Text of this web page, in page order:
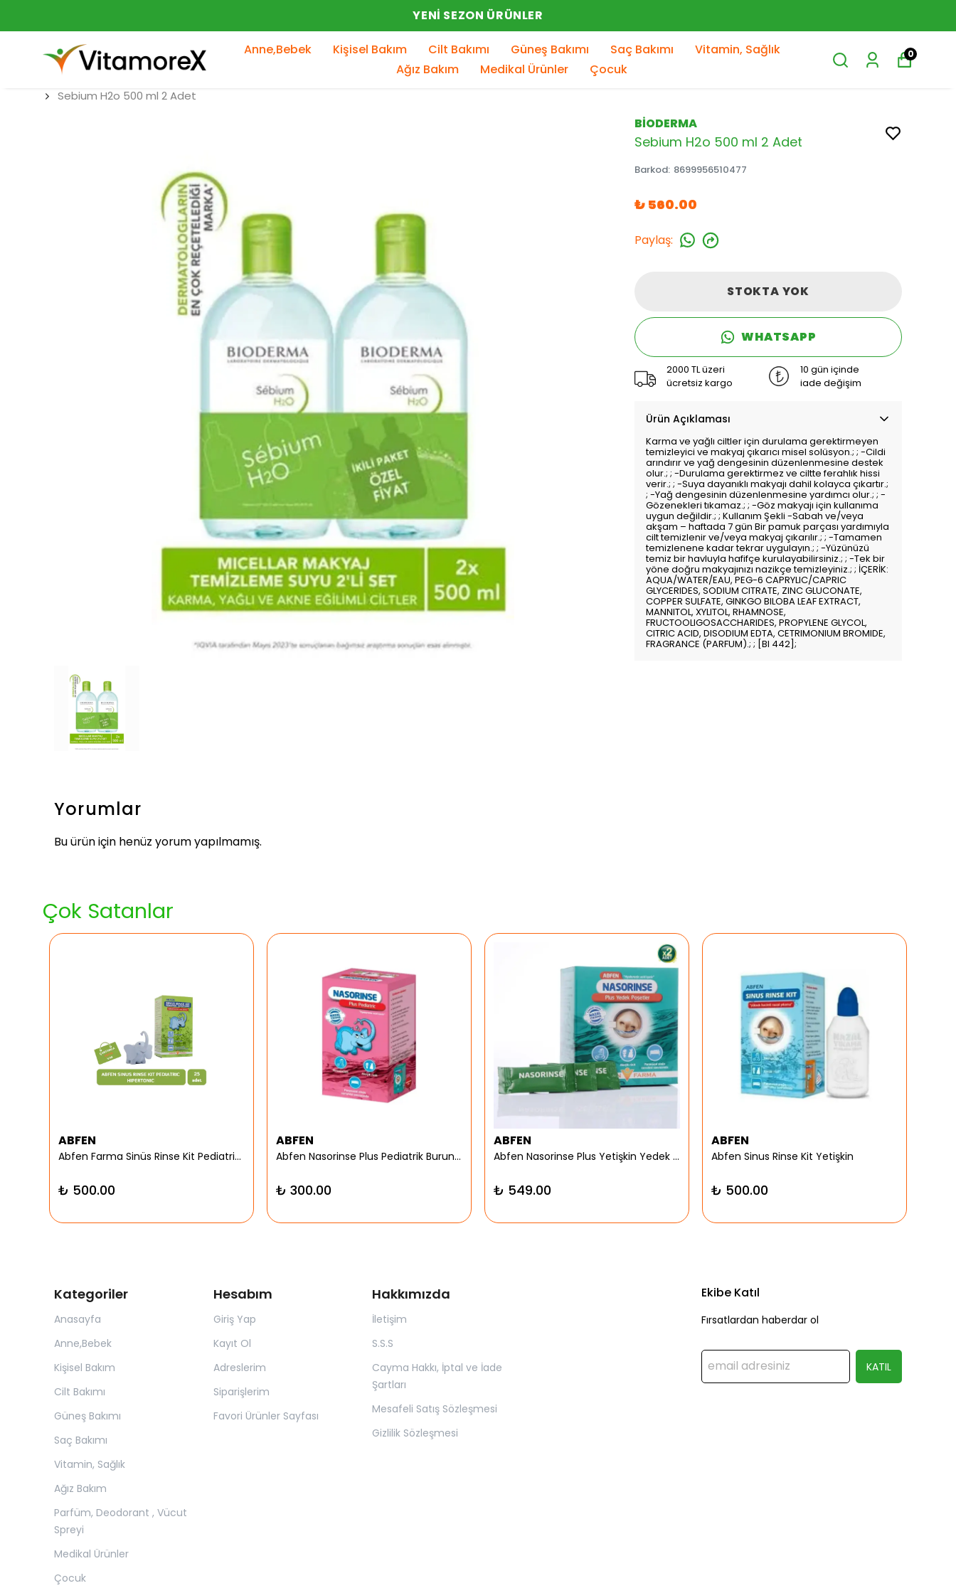
YENI SEZON ÜRÜNLER
Anne,Bebek Kişisel Bakım Cilt Bakımı Güneş Bakımı Saç Bakımı
Vitamin, Sağlık
Ağız Bakım
Medikal Ürünler Çocuk
0
Sebium H2o 500 ml 2 Adet
BİODERMA
Sebium H2o 500 ml 2 Adet
Barkod: 8699956510477
₺ 560.00
Paylaş:
STOKTA YOK
WHATSAPP
2000 TL üzeri
ücretsiz kargo
10 gün içinde
iade değişim
Ürün Açıklaması
Karma ve yağlı ciltler için durulama gerektirmeyen
temizleyici ve makyaj çıkarıcı misel solüsyon.; ; -Cildi
arındırır ve yağ dengesinin düzenlenmesine destek
olur.; ; -Durulama gerektirmez ve ciltte ferahlık hissi
verir.; ; -Suya dayanıklı makyajı dahil kolayca çıkartır.;
; -Yağ dengesinin düzenlenmesine yardımcı olur.; ; -
Gözenekleri tıkamaz.; ; -Göz makyajı için kullanıma
uygun değildir.; ; Kullanım Şekli -Sabah ve/veya
akşam – haftada 7 gün Bir pamuk parçası yardımıyla
cilt temizlenir ve/veya makyaj çıkarılır.; ; -Tamamen
temizlenene kadar tekrar uygulayın.; ; -Yüzünüzü
temiz bir havluyla hafifçe kurulayabilirsiniz.; ; -Tek bir
yöne doğru makyajınızı nazikçe temizleyiniz.; ; İÇERİK:
AQUA/WATER/EAU, PEG-6 CAPRYLIC/CAPRIC
GLYCERIDES, SODIUM CITRATE, ZINC GLUCONATE,
COPPER SULFATE, GINKGO BILOBA LEAF EXTRACT,
MANNITOL, XYLITOL, RHAMNOSE,
FRUCTOOLIGOSACCHARIDES, PROPYLENE GLYCOL,
CITRIC ACID, DISODIUM EDTA, CETRIMONIUM BROMIDE,
FRAGRANCE (PARFUM).; ; [BI 442];
Yorumlar
Bu ürün için henüz yorum yapılmamış.
Çok Satanlar
ABFEN
Abfen Farma Sinüs Rinse Kit Pediatrik Hipertonic
₺ 500.00
ABFEN
Abfen Nasorinse Plus Pediatrik Burun Yıkama Kiti
₺ 300.00
ABFEN
Abfen Nasorinse Plus Yetişkin Yedek Poşet
₺ 549.00
ABFEN
Abfen Sinus Rinse Kit Yetişkin
₺ 500.00
Kategoriler
Anasayfa
Anne,Bebek
Kişisel Bakım
Cilt Bakımı
Güneş Bakımı
Saç Bakımı
Vitamin, Sağlık
Ağız Bakım
Parfüm, Deodorant , Vücut
Spreyi
Medikal Ürünler
Çocuk
Hesabım
Giriş Yap
Kayıt Ol
Adreslerim
Siparişlerim
Favori Ürünler Sayfası
Hakkımızda
İletişim
S.S.S
Cayma Hakkı, İptal ve İade
Şartları
Mesafeli Satış Sözleşmesi
Gizlilik Sözleşmesi
Ekibe Katıl
Fırsatlardan haberdar ol
KATIL